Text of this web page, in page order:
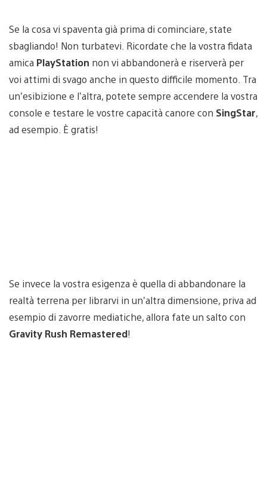
Se la cosa vi spaventa già prima di cominciare, state
sbagliando! Non turbatevi. Ricordate che la vostra fidata
amica PlayStation non vi abbandonerà e riserverà per
voi attimi di svago anche in questo difficile momento. Tra
un’esibizione e l’altra, potete sempre accendere la vostra
console e testare le vostre capacità canore con SingStar,
ad esempio. È gratis!
Se invece la vostra esigenza è quella di abbandonare la
realtà terrena per librarvi in un’altra dimensione, priva ad
esempio di zavorre mediatiche, allora fate un salto con
Gravity Rush Remastered!